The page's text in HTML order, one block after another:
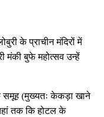
के प्राचीन मंदिरों में
मंकी बुफे महोत्सव उन्हें
के समूह (मुख्यतः केकड़ा खाने
तक कि होटल के